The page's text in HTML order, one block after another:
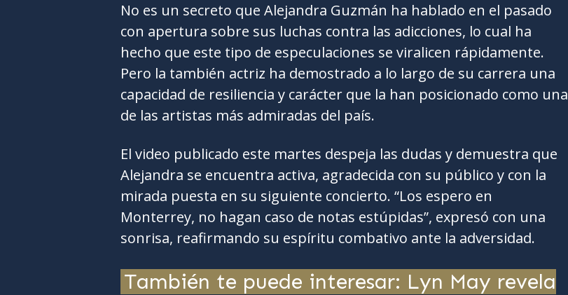
No es un secreto que Alejandra Guzmán ha hablado en el pasado
con apertura sobre sus luchas contra las adicciones, lo cual ha
hecho que este tipo de especulaciones se viralicen rápidamente.
Pero la también actriz ha demostrado a lo largo de su carrera una
capacidad de resiliencia y carácter que la han posicionado como una
de las artistas más admiradas del país.
El video publicado este martes despeja las dudas y demuestra que
Alejandra se encuentra activa, agradecida con su público y con la
mirada puesta en su siguiente concierto. “Los espero en
Monterrey, no hagan caso de notas estúpidas”, expresó con una
sonrisa, reafirmando su espíritu combativo ante la adversidad.
También te puede interesar: Lyn May revela